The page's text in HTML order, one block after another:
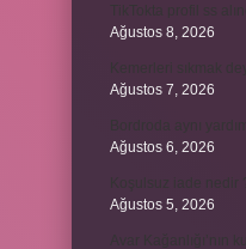
Ağustos 8, 2026
Ağustos 7, 2026
Ağustos 6, 2026
Ağustos 5, 2026